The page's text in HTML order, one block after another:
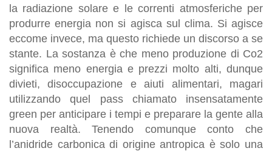
la radiazione solare e le correnti atmosferiche per
produrre energia non si agisca sul clima. Si agisce
eccome invece, ma questo richiede un discorso a se
stante. La sostanza è che meno produzione di Co2
significa meno energia e prezzi molto alti, dunque
divieti, disoccupazione e aiuti alimentari, magari
utilizzando quel pass chiamato insensatamente
green per anticipare i tempi e preparare la gente alla
nuova realtà. Tenendo comunque conto che
l’anidride carbonica di origine antropica è solo una